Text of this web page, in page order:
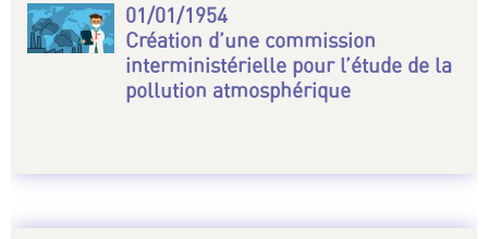
01/01/1954
Création d’une commission
interministérielle pour l’étude de la
pollution atmosphérique